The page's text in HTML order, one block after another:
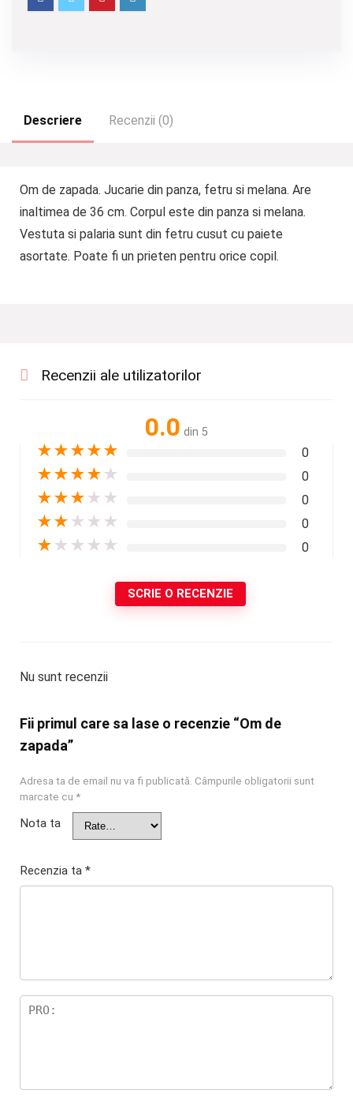
Descriere Recenzii (0)
Om de zapada. Jucarie din panza, fetru si melana. Are
inaltimea de 36 cm. Corpul este din panza si melana.
Vestuta si palaria sunt din fetru cusut cu paiete
asortate. Poate fi un prieten pentru orice copil.
Recenzii ale utilizatorilor
0.0 din 5
★★★★★ 0
★★★★ ★ 0
★★★ ★ ★ 0
★★ ★ ★ ★ 0
★ ★ ★ ★ ★ 0
SCRIE O RECENZIE
Nu sunt recenzii
Fii primul care sa lase o recenzie “Om de
zapada”
Adresa ta de email nu va fi publicată. Câmpurile obligatorii sunt
marcate cu *
Nota ta
Recenzia ta *